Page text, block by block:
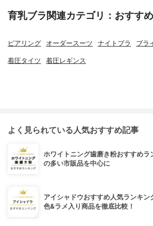
育乳ブラ関連カテゴリ：おすす
ピアリング オーダースーツ ナイトブラ ブラ
着圧タイツ 着圧レギンス
よく見られている人気おすすめ記事
ホワイトニング歯磨き粉おすすめラ
の多い市販品を中心に
アイシャドウおすすめ人気ランキ
色&ラメ入り商品を徹底比較！